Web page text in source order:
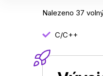
Nalezeno 37
C/C++